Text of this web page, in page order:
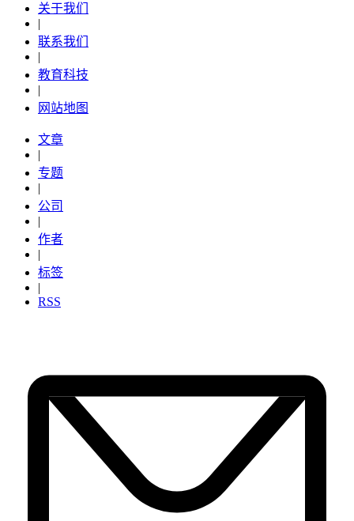
关于我们
|
联系我们
|
教育科技
|
网站地图
文章
|
专题
|
公司
|
作者
|
标签
|
RSS